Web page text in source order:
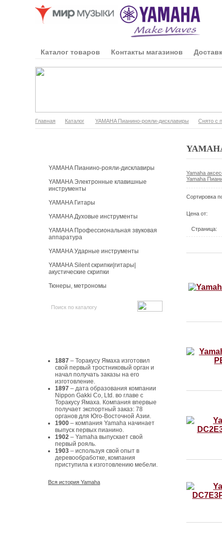
Каталог товаров Контакты магазинов
Главная Каталог YAMAHA Пианино-рояли-дисклавиры Снято с
YAMAHA Пианино-рояли-дисклавиры
YAMAHA Электронные клавишные
инструменты
YAMAHA Гитары
YAMAHA Духовые инструменты
YAMAHA Профессиональная звуковая
аппаратура
YAMAHA Ударные инструменты
YAMAHA Silent скрипки|гитары|
акустические скрипки
Тюнеры, метрономы
1887 – Торакусу Ямаха изготовил
свой первый тростниковый орган и
начал получать заказы на его
изготовление.
1897 – дата образования компании
Nippon Gakki Co, Ltd. во главе с
Торакусу Ямаха. Компания впервые
получает экспортный заказ: 78
органов для Юго-Восточной Азии.
1900 – компания Yamaha начинает
выпуск первых пианино.
1902 – Yamaha выпускает свой
первый рояль.
1903 – используя свой опыт в
деревообработке, компания
приступила к изготовлению мебели.
Вся история Yamaha
Yamaha
Yamaha
Сортировка
Цена от:
Страница: